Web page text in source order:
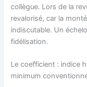
collègue. Lors de la
revalorisé, car la
indiscutable. Un
fidélisation.
Le coefficient : indice
minimum